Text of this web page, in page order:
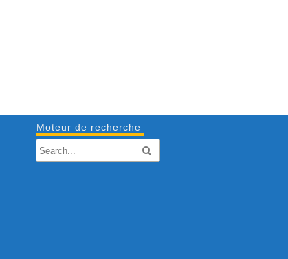
Moteur de recherche